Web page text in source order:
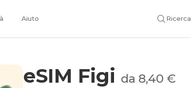
Aiuto Ricerca
eSIM Figi da 8,40 €